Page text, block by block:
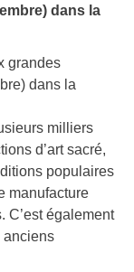
dans la
grandes
dans la
milliers
d’art sacré,
populaires
manufacture
C’est également
anciens